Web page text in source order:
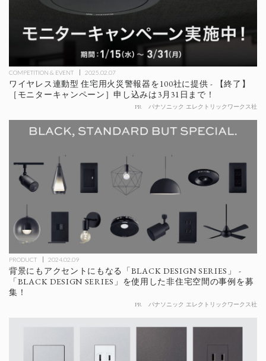
COMPETITION & EVENT 2025.02.07
ワイヤレス連動型 住宅用火災警報器を100社に提供 - 【終了】
［モニターキャンペーン］申し込みは3月31日まで！
PR パナソニック エレクトリックワークス社
PRODUCT 2024.02.09
背景にもアクセントにもなる「BLACK DESIGN SERIES」 -
「BLACK DESIGN SERIES」を使用した非住宅空間の事例を募
集！
PR パナソニック エレクトリックワークス社